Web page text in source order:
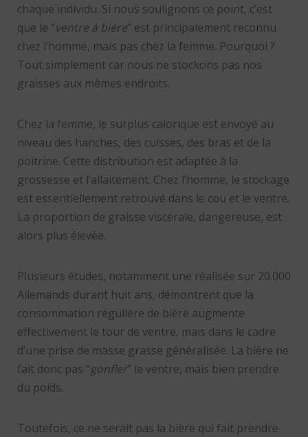
chaque individu. Si nous soulignons ce point, c’est
que le “ventre à bière” est principalement reconnu
chez l’homme, mais pas chez la femme. Pourquoi ?
Tout simplement car nous ne stockons pas nos
graisses aux mêmes endroits.
Chez la femme, le surplus calorique est envoyé au
niveau des hanches, des cuisses, des bras et de la
poitrine. Cette distribution est adaptée à la
grossesse et l’allaitement. Chez l’homme, le stockage
est essentiellement retrouvé dans le cou et le ventre.
La proportion de graisse viscérale, dangereuse, est
alors plus élevée.
Plusieurs études, notamment une réalisée sur 20.000
Allemands durant huit ans, démontrent que la
consommation régulière de bière augmente
effectivement le tour de ventre, mais dans le cadre
d’une prise de masse grasse généralisée. La bière ne
fait donc pas “gonfler” le ventre, mais bien prendre
du poids.
Toutefois, ce ne serait pas la bière qui fait prendre